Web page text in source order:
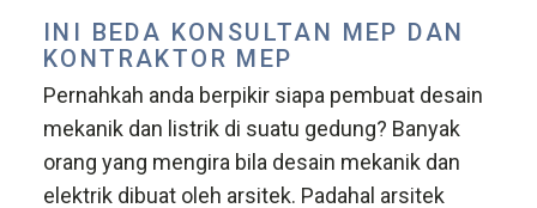
INI BEDA KONSULTAN MEP DAN
KONTRAKTOR MEP
Pernahkah anda berpikir siapa pembuat desain
mekanik dan listrik di suatu gedung? Banyak
orang yang mengira bila desain mekanik dan
elektrik dibuat oleh arsitek. Padahal arsitek